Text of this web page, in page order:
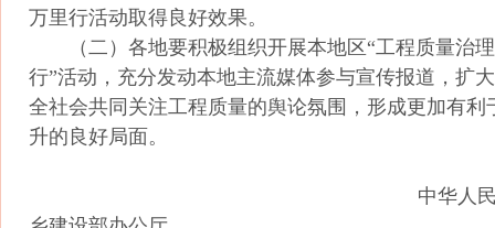
万里行活动取得良好效果。
（二）各地要积极组织开展本地区“工程质量治
行”活动，充分发动本地主流媒体参与宣传报道，扩
全社会共同关注工程质量的舆论氛围，形成更加有利
升的良好局面。
中华人民共和国住